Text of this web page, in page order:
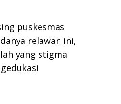
puskesmas
relawan ini,
yang stigma